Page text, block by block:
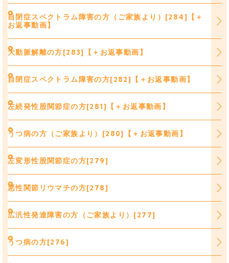
自閉症スペクトラム障害の方（ご家族より）[284]【＋
お返事動画】
大動脈解離の方[283]【＋お返事動画】
自閉症スペクトラム障害の方[282]【＋お返事動画】
左続発性股関節症の方[281]【＋お返事動画】
うつ病の方（ご家族より）[280]【＋お返事動画】
左変形性股関節症の方[279]
悪性関節リウマチの方[278]
広汎性発達障害の方（ご家族より）[277]
うつ病の方[276]